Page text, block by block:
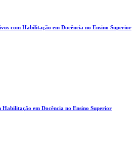
com Habilitação em Docência no Ensino Superior
Habilitação em Docência no Ensino Superior